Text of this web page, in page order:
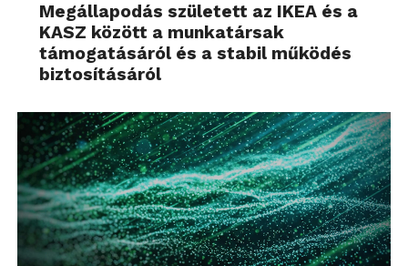
Megállapodás született az IKEA és a
KASZ között a munkatársak
támogatásáról és a stabil működés
biztosításáról